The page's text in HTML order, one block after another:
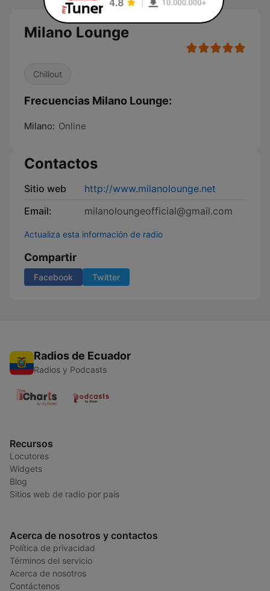
Milano Lounge
Chillout
Frecuencias Milano Lounge:
Milano: Online
Contactos
Sitio web
http://www.milanolounge.net
Email:
milanoloungeofficial@gmail.com
Actualiza esta información de radio
Compartir
Facebook Twitter
Radios de Ecuador
Radios y Podcasts
Recursos
Locutores
Widgets
Blog
Sitios web de radio por país
Acerca de nosotros y contactos
Política de privacidad
Términos del servicio
Acerca de nosotros
Contáctenos